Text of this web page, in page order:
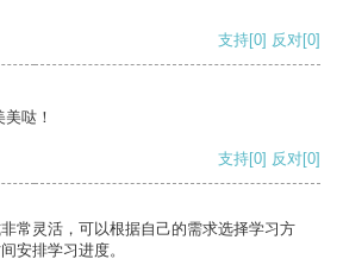
支持[0] 反对[0]
哒！
支持[0] 反对[0]
常灵活，可以根据自己的需求选择学习方
安排学习进度。